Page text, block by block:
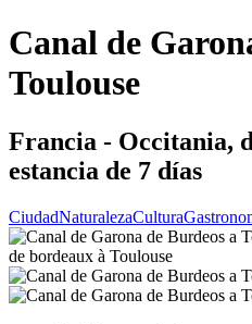
Canal de
Toulouse
Francia - Occitania,
estancia de 7 días
CiudadNaturalezaCultura